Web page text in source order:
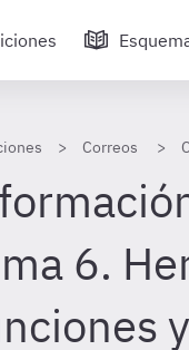
Correos
6.